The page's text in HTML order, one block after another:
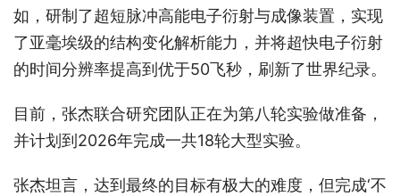
如，研制了超短脉冲高能电子衍射与成像装置，实现
了亚毫埃级的结构变化解析能力，并将超快电子衍射
的时间分辨率提高到优于50飞秒，刷新了世界纪录。
目前，张杰联合研究团队正在为第八轮实验做准备，
并计划到2026年完成一共18轮大型实验。
张杰坦言，达到最终的目标有极大的难度，但完成‘不